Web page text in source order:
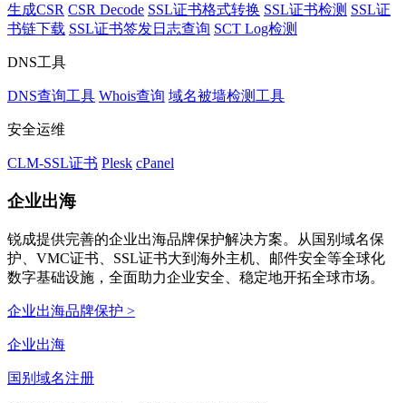
生成CSR CSR Decode SSL证书格式转换 SSL证书检测 SSL证
书链下载 SSL证书签发日志查询 SCT Log检测
DNS工具
DNS查询工具 Whois查询 域名被墙检测工具
安全运维
CLM-SSL证书 Plesk cPanel
企业出海
锐成提供完善的企业出海品牌保护解决方案。从国别域名保
护、VMC证书、SSL证书大到海外主机、邮件安全等全球化
数字基础设施，全面助力企业安全、稳定地开拓全球市场。
企业出海品牌保护 >
企业出海
国别域名注册